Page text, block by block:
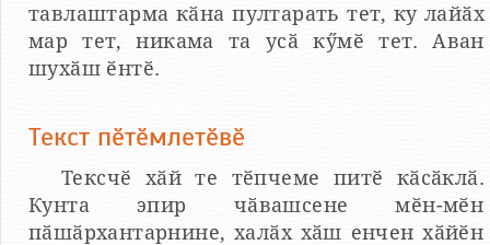
тавлаштарма кӑна пултарать тет, ку лайӑх
мар тет, никама та усӑ кӳмӗ тет. Аван
шухӑш ӗнтӗ.
Текст пӗтӗмлетӗвӗ
Тексчӗ хӑй те тӗпчеме питӗ кӑсӑклӑ.
Кунта эпир чӑвашсене мӗн-мӗн
пӑшӑрхантарнине, халӑх хӑш енчен хӑйӗн